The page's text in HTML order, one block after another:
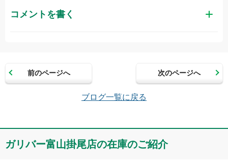
コメントを書く
メールアドレス（半角英数）
コメント
前のページへ 次のページへ
ブログ一覧に戻る
ガリバー富山掛尾店の在庫のご紹介